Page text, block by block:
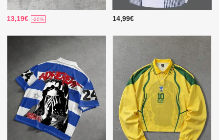
13,19€ -20% 14,99€